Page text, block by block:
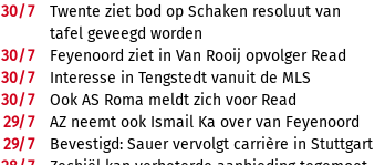
30/7
Twente ziet bod op Schaken resoluut van
tafel geveegd worden
30/7
Feyenoord ziet in Van Rooij opvolger Read
30/7
Interesse in Tengstedt vanuit de MLS
30/7
Ook AS Roma meldt zich voor Read
29/7
AZ neemt ook Ismail Ka over van Feyenoord
29/7
Bevestigd: Sauer vervolgt carrière in Stuttgart